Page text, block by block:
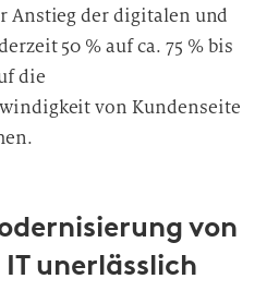
Anstieg der digitalen und
50 % auf ca. 75 % bis
die
von Kundenseite
von
unerlässlich